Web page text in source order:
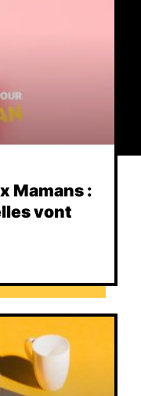
Mamans :
vont